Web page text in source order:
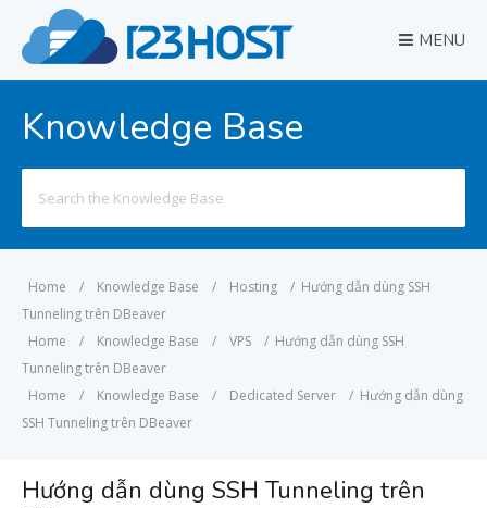
MENU
Knowledge Base
for:
Home / Knowledge Base / Hosting / Hướng dẫn dùng SSH
Tunneling trên DBeaver
Home
/ Knowledge Base / VPS / Hướng dẫn dùng SSH
Tunneling trên DBeaver
Home
/ Knowledge Base / Dedicated Server / Hướng dẫn dùng
SSH Tunneling trên DBeaver
Hướng dẫn dùng SSH Tunneling trên